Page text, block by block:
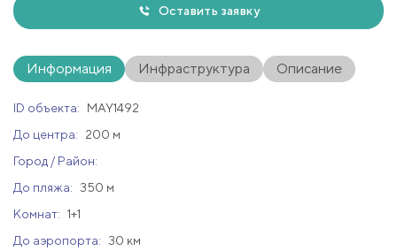
Оставить заявку
Информация Инфраструктура Описание
ID объекта:
MAY1492
До центра:
200 м
Город / Район:
До пляжа:
350 м
Комнат: 1+1
До аэропорта:
30 км